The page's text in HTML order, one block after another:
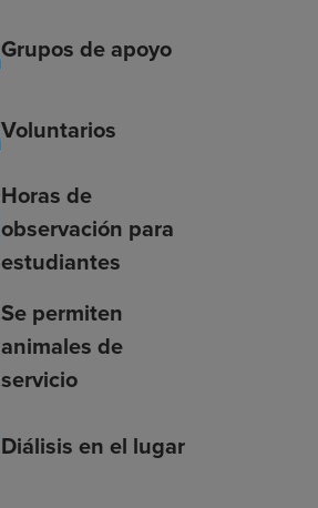
Grupos de apoyo
Voluntarios
Horas de
observación para
estudiantes
Se permiten
animales de
servicio
Diálisis en el lugar